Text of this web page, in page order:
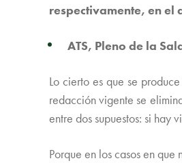
respectivamente, en el
ATS, Pleno de la
Lo cierto es que se
redacción vigente se
entre dos supuestos: si hay
Porque en los casos en